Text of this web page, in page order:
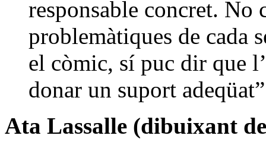
responsable concret. No
problemàtiques de cada
el còmic, sí puc dir que
donar un suport
Ata Lassalle (dibuixant